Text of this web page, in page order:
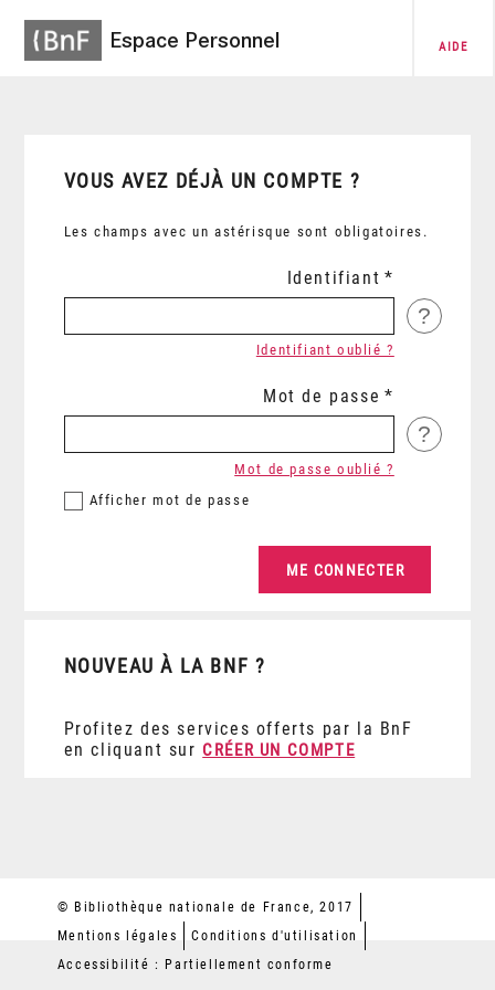
Espace Personnel AIDE
VOUS AVEZ DÉJÀ UN COMPTE ?
Les champs avec un astérisque sont obligatoires.
Identifiant
?
Identifiant oublié ?
Mot de passe
?
Afficher mot de passe
Mot de passe oublié ?
NOUVEAU À LA BNF ?
Profitez des services offerts par la BnF
en cliquant sur CRÉER UN COMPTE
© Bibliothèque nationale de France, 2017
Mentions légales
Conditions d'utilisation
Accessibilité : Partiellement conforme